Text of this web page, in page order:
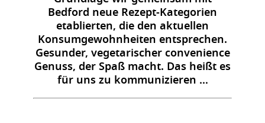
Bedford neue Rezept-Kategorien
etablierten, die den aktuellen
Konsumgewohnheiten entsprechen.
Gesunder, vegetarischer convenience
Genuss, der Spaß macht. Das heißt es
für uns zu kommunizieren …